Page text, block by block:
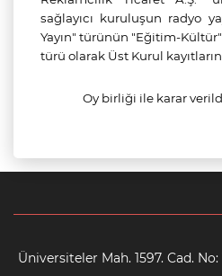
sağlayıcı kuruluşun radyo
Yayın" türünün "Eğitim-
türü olarak Üst Kurul
Oy birliği ile karar
Üniversiteler Mah. 1597. Cad.